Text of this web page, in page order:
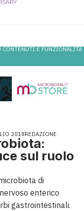
CONTENUTI E FUNZIONALITÀ
2018REDAZIONE
sul ruolo
di
enterico
gastrointestinali.